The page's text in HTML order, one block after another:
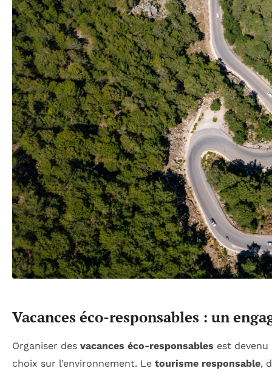
Vacances éco-responsables : un
Organiser des vacances éco-responsables est
choix sur l’environnement. Le tourisme responsable,